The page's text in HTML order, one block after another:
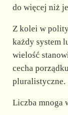
do więcej niż
Z kolei w
każdy system
wielość
cecha
pluralistyczne.
Liczba mnoga